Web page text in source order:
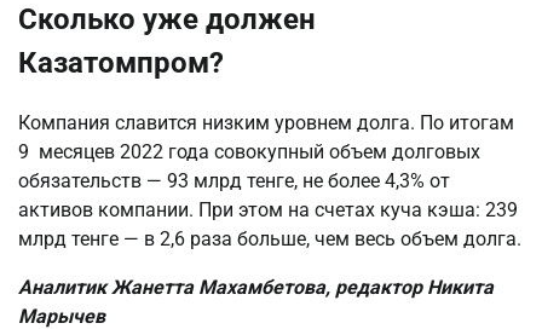
Сколько уже должен
Казатомпром?
Компания славится низким уровнем долга. По итогам
9 месяцев 2022 года совокупный объем долговых
обязательств — 93 млрд тенге, не более 4,3% от
активов компании. При этом на счетах куча кэша: 239
млрд тенге — в 2,6 раза больше, чем весь объем долга.
Аналитик Жанетта Махамбетова, редактор Никита
Марычев